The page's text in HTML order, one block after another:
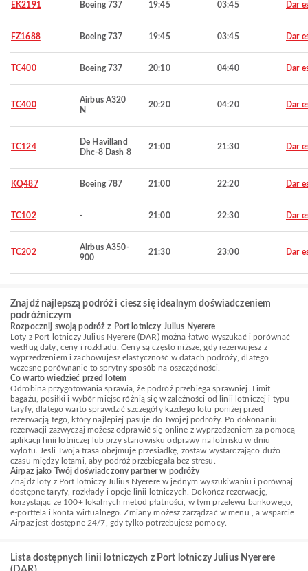
EK2191 Boeing 737 19:45 03:45 Dar
FZ1688 Boeing 737 19:45 03:45 Dar
TC400 Boeing 737 20:10 04:40 Dar
TC400
Airbus A320
N
20:20 04:20 Dar
TC124
De Havilland
Dhc-8 Dash 8
21:00 21:30 Dar
KQ487 Boeing 787 21:00 22:20 Dar
TC102 - 21:00 22:30 Dar
TC202
Airbus A350-
900
21:30 23:00 Dar
Znajdź najlepszą podróż i ciesz się idealnym doświadczeniem
podróżniczym
Rozpocznij swoją podróż z Port lotniczy Julius Nyerere
Loty z Port lotniczy Julius Nyerere (DAR) można łatwo wyszukać i porównać
według daty, ceny i rozkładu. Ceny są często niższe, gdy rezerwujesz z
wyprzedzeniem i zachowujesz elastyczność w datach podróży, dlatego
wczesne porównanie to sprytny sposób na oszczędności.
Co warto wiedzieć przed lotem
Odrobina przygotowania sprawia, że podróż przebiega sprawniej. Limit
bagażu, posiłki i wybór miejsc różnią się w zależności od linii lotniczej i typu
taryfy, dlatego warto sprawdzić szczegóły każdego lotu poniżej przed
rezerwacją tego, który najlepiej pasuje do Twojej podróży. Po dokonaniu
rezerwacji zazwyczaj możesz odprawić się online z wyprzedzeniem za pomocą
aplikacji linii lotniczej lub przy stanowisku odprawy na lotnisku w dniu
wylotu. Jeśli Twoja trasa obejmuje przesiadkę, zostaw wystarczająco dużo
czasu między lotami, aby podróż przebiegała bez stresu.
Airpaz jako Twój doświadczony partner w podróży
Znajdź loty z Port lotniczy Julius Nyerere w jednym wyszukiwaniu i porównaj
dostępne taryfy, rozkłady i opcje linii lotniczych. Dokończ rezerwację,
korzystając ze 100+ lokalnych metod płatności, w tym przelewu bankowego,
e-portfela i konta wirtualnego. Zmiany możesz zarządzać w menu , a wsparcie
Airpaz jest dostępne 24/7, gdy tylko potrzebujesz pomocy.
Lista dostępnych linii lotniczych z Port lotniczy Julius Nyerere